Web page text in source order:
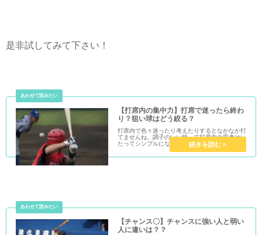
是非試してみて下さい！
【打席内の集中力】打席で迷ったら終わ
り？狙い球はどう絞る？
打席内で色々迷ったり考えたりするとなかなか打
てませんね。調子のいい時って打席内の思考はい
たってシンプルになっているはずです。その中で
も狙い球についてどう考えるかというのは非常に
重要なものです。狙い球の決め方についての考察
【チャンス〇】チャンスに強い人と弱い
人に違いは？？